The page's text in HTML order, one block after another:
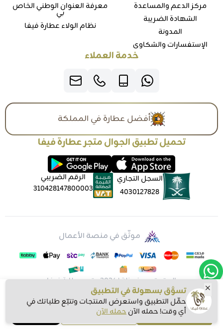
اشتري الآن
مركز الدعم والمساعدة
الشهادة الضريبة
المدونة
الإستفسارات والشكاوي
معرفة العنوان الوطني الخاص
بي
نظام الولاء عطارة فيفا
خدمة العملاء
أفضل عطارة في المملكة
تحميل تطبيق الجوال متجر عطارة فيفا
السجل التجاري
4030127828
الرقم الضريبي
310428147800003
موثّق في منصة الأعمال
الحقوق محفوظة | 2026 متجر عطارة فيفا
تسوَّق بسهولة في التطبيق
حمِّل التطبيق واستعرض المنتجات وتتبّع طلباتك في
أي وقت! حمله الآنحمله الآن